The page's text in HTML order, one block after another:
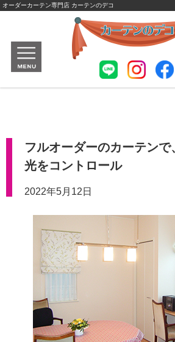
オーダーカーテン専門店 カーテンのデコ
フルオーダーのカーテン
光をコントロール
2022年5月12日